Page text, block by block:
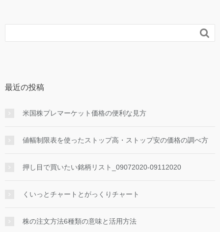

最近の投稿
米国株プレマーケット価格の便利な見方
値幅制限表を使ったストップ高・ストップ安の価格の調べ方
押し目で買いたい銘柄リスト_09072020-09112020
くいっとチャートとがっくりチャート
株の注文方法6種類の意味と活用方法